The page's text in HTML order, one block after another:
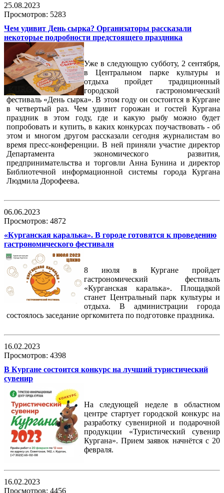
25.08.2023
Просмотров: 5283
Чем удивит День сырка? Организаторы рассказали
некоторые подробности предстоящего праздника
Уже в следующую субботу, 2 сентября,
в Центральном парке культуры и
отдыха пройдет традиционный
городской гастрономический
фестиваль «День сырка». В этом году он состоится в Кургане
в четвертый раз. Чем удивит горожан и гостей Кургана
праздник в этом году, где и какую рыбу можно будет
попробовать и купить, в каких конкурсах поучаствовать - об
этом и многом другом рассказали сегодня журналистам во
время пресс-конференции. В ней приняли участие директор
Департамента экономического развития,
предпринимательства и торговли Анна Бунина и директор
Библиотечной информационной системы города Кургана
Людмила Дорофеева.
06.06.2023
Просмотров: 4872
«Курганская каралька». В городе готовятся к проведению
гастрономического фестиваля
8 июля в Кургане пройдет
гастрономический фестиваль
«Курганская каралька». Площадкой
станет Центральный парк культуры и
отдыха. В администрации города
состоялось заседание оргкомитета по подготовке праздника.
16.02.2023
Просмотров: 4398
В Кургане состоится конкурс на лучший туристический
сувенир
На следующей неделе в областном
центре стартует городской конкурс на
разработку сувенирной и подарочной
продукции «Туристический сувенир
Кургана». Прием заявок начнётся с 20
февраля.
16.02.2023
Просмотров: 4456